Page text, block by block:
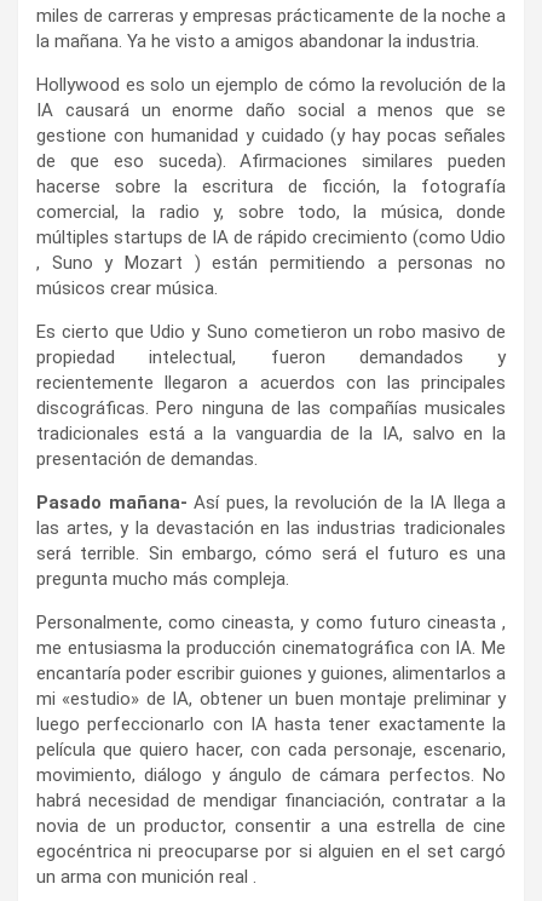
miles de carreras y empresas prácticamente de la noche a
la mañana. Ya he visto a amigos abandonar la industria.
Hollywood es solo un ejemplo de cómo la revolución de la
IA causará un enorme daño social a menos que se
gestione con humanidad y cuidado (y hay pocas señales
de que eso suceda). Afirmaciones similares pueden
hacerse sobre la escritura de ficción, la fotografía
comercial, la radio y, sobre todo, la música, donde
múltiples startups de IA de rápido crecimiento (como Udio
, Suno y Mozart ) están permitiendo a personas no
músicos crear música.
Es cierto que Udio y Suno cometieron un robo masivo de
propiedad intelectual, fueron demandados y
recientemente llegaron a acuerdos con las principales
discográficas. Pero ninguna de las compañías musicales
tradicionales está a la vanguardia de la IA, salvo en la
presentación de demandas.
Pasado mañana- Así pues, la revolución de la IA llega a
las artes, y la devastación en las industrias tradicionales
será terrible. Sin embargo, cómo será el futuro es una
pregunta mucho más compleja.
Personalmente, como cineasta, y como futuro cineasta ,
me entusiasma la producción cinematográfica con IA. Me
encantaría poder escribir guiones y guiones, alimentarlos a
mi «estudio» de IA, obtener un buen montaje preliminar y
luego perfeccionarlo con IA hasta tener exactamente la
película que quiero hacer, con cada personaje, escenario,
movimiento, diálogo y ángulo de cámara perfectos. No
habrá necesidad de mendigar financiación, contratar a la
novia de un productor, consentir a una estrella de cine
egocéntrica ni preocuparse por si alguien en el set cargó
un arma con munición real .